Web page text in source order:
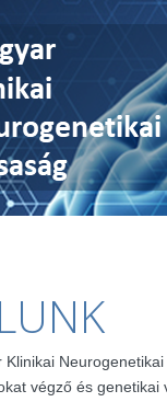
Klinikai
végző és